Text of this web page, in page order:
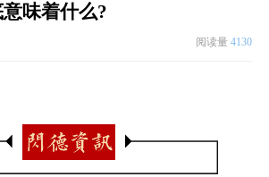
味着什么?
阅读量 4130